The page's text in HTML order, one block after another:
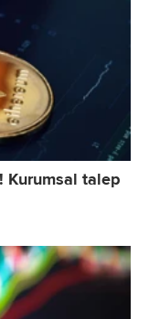
Kurumsal talep